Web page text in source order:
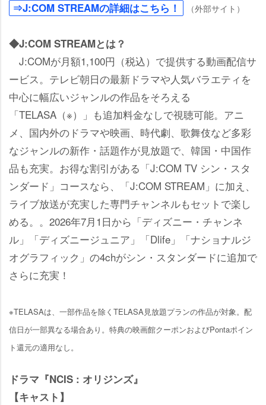
⇒J:COM STREAMの詳細はこちら！ （外部サイト）
◆J:COM STREAMとは？
J:COMが月額1,100円（税込）で提供する動画配信サ
ービス。テレビ朝日の最新ドラマや人気バラエティを
中心に幅広いジャンルの作品をそろえる
「TELASA（※）」も追加料金なしで視聴可能。アニ
メ、国内外のドラマや映画、時代劇、歌舞伎など多彩
なジャンルの新作・話題作が見放題で、韓国・中国作
品も充実。お得な割引がある「J:COM TV シン・スタ
ンダード」コースなら、「J:COM STREAM」に加え、
ライブ放送が充実した専門チャンネルもセットで楽し
める。。2026年7月1日から「ディズニー・チャンネ
ル」「ディズニージュニア」「Dlife」「ナショナルジ
オグラフィック」の4chがシン・スタンダードに追加で
さらに充実！
※TELASAは、一部作品を除くTELASA見放題プランの作品が対象。配
信日が一部異なる場合あり。特典の映画館クーポンおよびPontaポイン
ト還元の適用なし。
ドラマ『NCIS : オリジンズ』
【キャスト】